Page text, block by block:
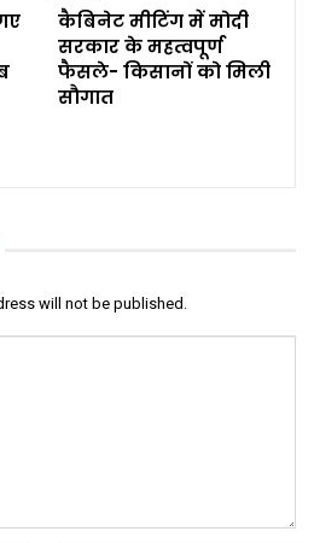
कैबिनेट मीटिंग में मोदी
सरकार के महत्वपूर्ण
फैसले- किसानों को मिली
सौगात
will not be published.